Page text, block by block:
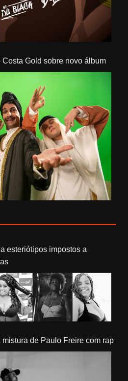
Gold sobre novo álbum
esteriótipos impostos a
de Paulo Freire com rap